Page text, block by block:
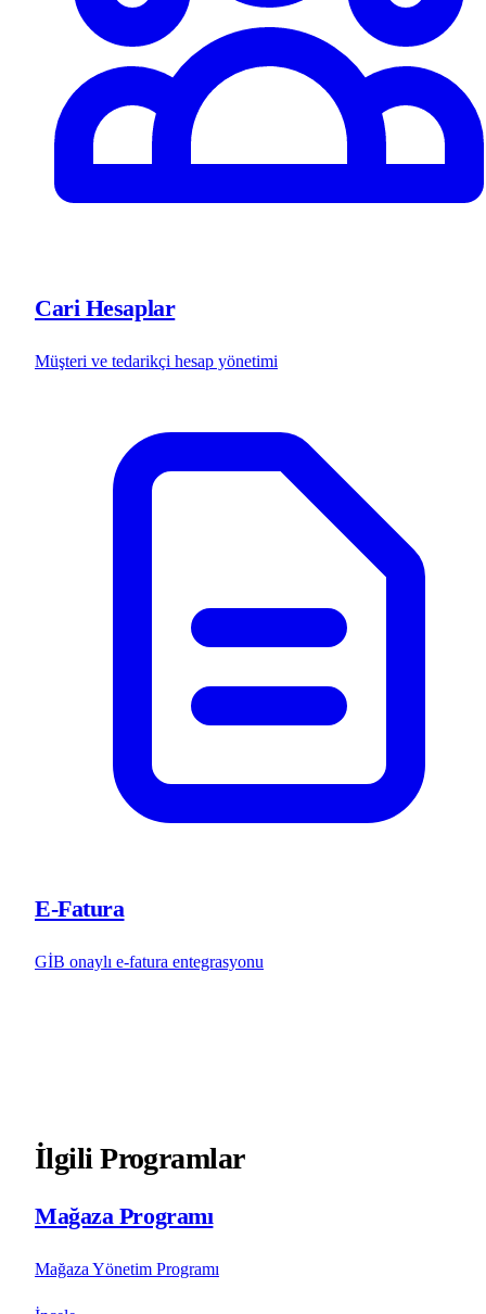
Cari Hesaplar
Müşteri ve tedarikçi hesap yönetimi
E-Fatura
GİB onaylı e-fatura entegrasyonu
İlgili Programlar
Mağaza Programı
Mağaza Yönetim Programı